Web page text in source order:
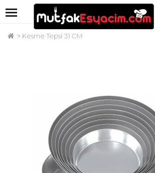
Kesme Tepsi 31 CM